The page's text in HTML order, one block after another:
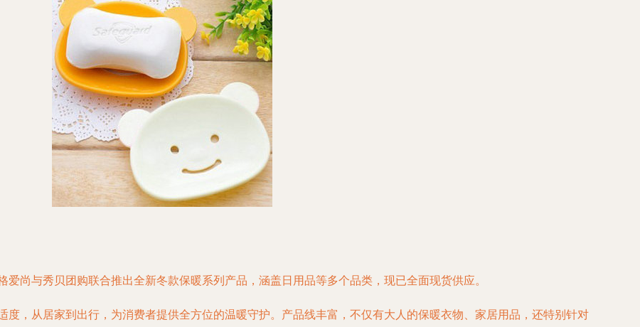
尚与秀贝团购联合推出全新冬款保暖系列产品，涵盖日用品等多个品类，现已全面现货供应。
，从居家到出行，为消费者提供全方位的温暖守护。产品线丰富，不仅有大人的保暖衣物、家居用品，还特别针对